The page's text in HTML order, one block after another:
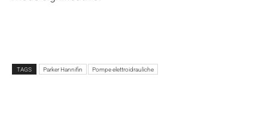
TAGS Parker Hannifin Pompe elettroidrauliche